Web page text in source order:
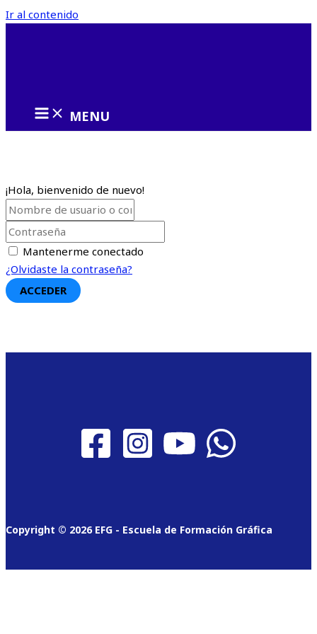
Ir al contenido
MENU
¡Hola, bienvenido de nuevo!
Mantenerme conectado
¿Olvidaste la contraseña?
ACCEDER
Copyright © 2026 EFG - Escuela de Formación Gráfica